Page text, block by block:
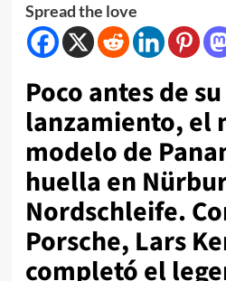
Spread the love
Poco antes de su
lanzamiento, el
modelo de
huella en
Nordschleife.
Porsche, Lars
completó el